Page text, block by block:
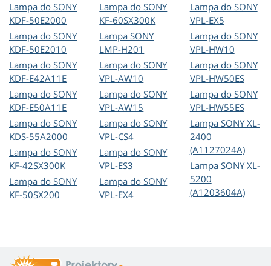
Lampa do SONY
KDF-50E2000
Lampa do SONY
KDF-50E2010
Lampa do SONY
KDF-E42A11E
Lampa do SONY
KDF-E50A11E
Lampa do SONY
KDS-55A2000
Lampa do SONY
KF-42SX300K
Lampa do SONY
KF-50SX200
Lampa do SONY
KF-60SX300K
Lampa SONY
LMP-H201
Lampa do SONY
VPL-AW10
Lampa do SONY
VPL-AW15
Lampa do SONY
VPL-CS4
Lampa do SONY
VPL-ES3
Lampa do SONY
VPL-EX4
Lampa do SONY
VPL-EX5
Lampa do SONY
VPL-HW10
Lampa do SONY
VPL-HW50ES
Lampa do SONY
VPL-HW55ES
Lampa SONY XL-
2400
(A1127024A)
Lampa SONY XL-
5200
(A1203604A)